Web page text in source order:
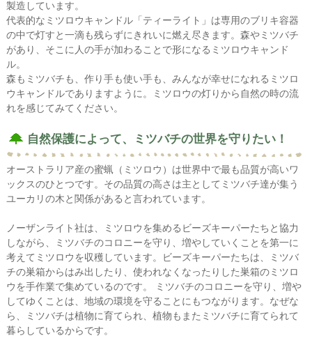
製造しています。
代表的なミツロウキャンドル「ティーライト」は専用のブリキ容器
の中で灯すと一滴も残らずにきれいに燃え尽きます。森やミツバチ
があり、そこに人の手が加わることで形になるミツロウキャンド
ル。
森もミツバチも、作り手も使い手も、みんなが幸せになれるミツロ
ウキャンドルでありますように。ミツロウの灯りから自然の時の流
れを感じてみてください。
自然保護によって、ミツバチの世界を守りたい！
オーストラリア産の蜜蝋（ミツロウ）は世界中で最も品質が高いワ
ックスのひとつです。その品質の高さは主としてミツバチ達が集う
ユーカリの木と関係があると言われています。
ノーザンライト社は、ミツロウを集めるビーズキーパーたちと協力
しながら、ミツバチのコロニーを守り、増やしていくことを第一に
考えてミツロウを収穫しています。ビーズキーパーたちは、ミツバ
チの巣箱からはみ出したり、使われなくなったりした巣箱のミツロ
ウを手作業で集めているのです。 ミツバチのコロニーを守り、増や
してゆくことは、地域の環境を守ることにもつながります。なぜな
ら、ミツバチは植物に育てられ、植物もまたミツバチに育てられて
暮らしているからです。